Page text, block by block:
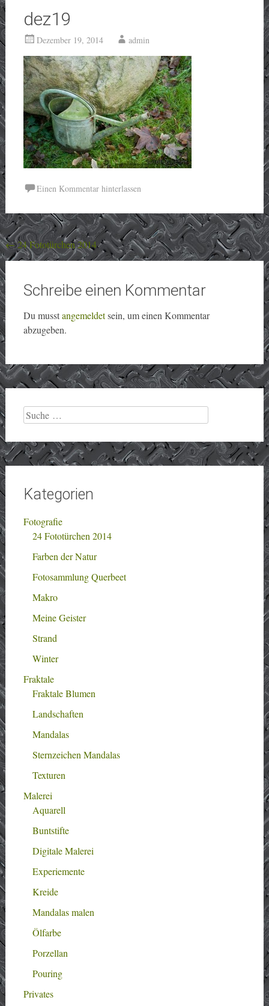
dez19
Dezember 19, 2014 admin
Einen Kommentar hinterlassen
Beitragsnavigation
←24 Fototürchen 2014
Schreibe einen Kommentar
Du musstangemeldetsein, um einen Kommentar
abzugeben.
Suche
nach:
Kategorien
Fotografie
24 Fototürchen 2014
Farben der Natur
Fotosammlung Querbeet
Makro
Meine Geister
Strand
Winter
Fraktale
Fraktale Blumen
Landschaften
Mandalas
Sternzeichen Mandalas
Texturen
Malerei
Aquarell
Buntstifte
Digitale Malerei
Experiemente
Kreide
Mandalas malen
Ölfarbe
Porzellan
Pouring
Privates